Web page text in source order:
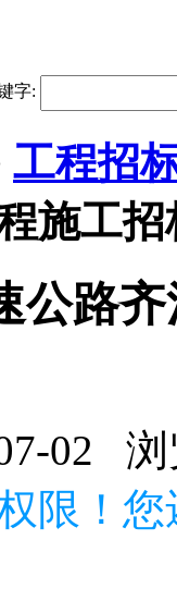
字:
工程招
施工招
公路
02
限！